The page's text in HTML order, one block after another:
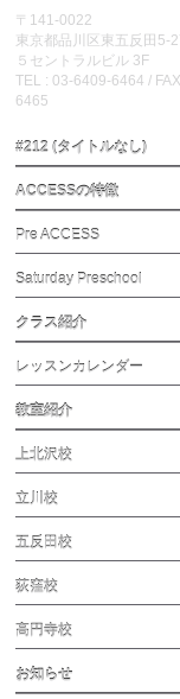
〒141-0022
東京都品川区東五反田5-
５セントラルビル 3F
TEL : 03-6409-6464 /
6465
#212 (タイトルなし)
ACCESSの特徴
Pre ACCESS
Saturday Preschool
クラス紹介
レッスンカレンダー
教室紹介
上北沢校
立川校
五反田校
荻窪校
高円寺校
お知らせ